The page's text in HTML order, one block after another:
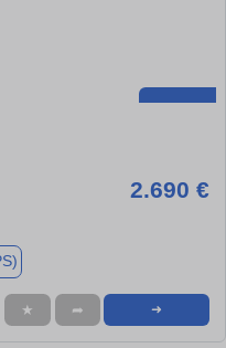
2.690 €
★ ➦ ➜